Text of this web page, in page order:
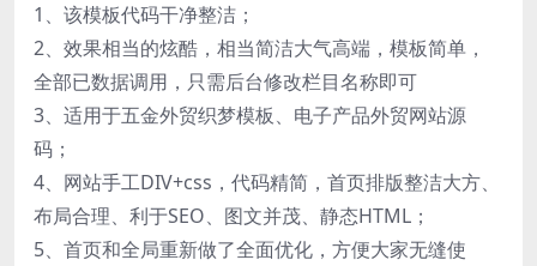
1、该模板代码干净整洁；
2、效果相当的炫酷，相当简洁大气高端，模板简单，
全部已数据调用，只需后台修改栏目名称即可
3、适用于五金外贸织梦模板、电子产品外贸网站源
码；
4、网站手工DIV+css，代码精简，首页排版整洁大方、
布局合理、利于SEO、图文并茂、静态HTML；
5、首页和全局重新做了全面优化，方便大家无缝使